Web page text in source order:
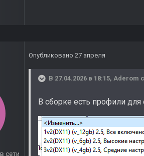
сети
Опубликовано 27 апреля
В 27.04.2026 в 18:15, Aderom
В сборке есть профили